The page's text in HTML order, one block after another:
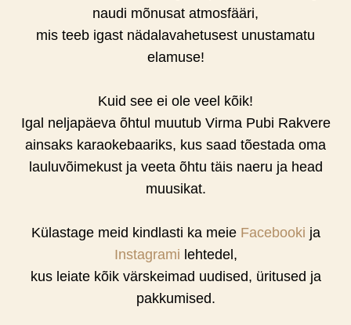
naudi mõnusat atmosfääri,
mis teeb igast nädalavahetusest unustamatu
elamuse!
Kuid see ei ole veel kõik!
Igal neljapäeva õhtul muutub Virma Pubi Rakvere
ainsaks karaokebaariks, kus saad tõestada oma
lauluvõimekust ja veeta õhtu täis naeru ja head
muusikat.
Külastage meid kindlasti ka meie Facebooki ja
Instagrami lehtedel,
kus leiate kõik värskeimad uudised, üritused ja
pakkumised.